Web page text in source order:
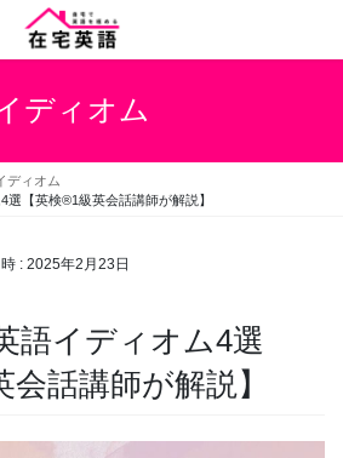
ディオム
ディオム
選【英検®1級英会話講師が解説】
: 2025年2月23日
語イディオム4選
会話講師が解説】